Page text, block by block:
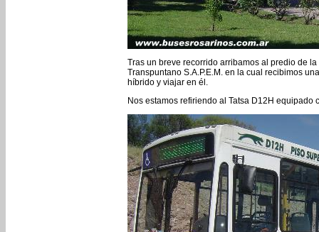
Tras un breve recorrido arribamos al predio de
Transpuntano S.A.P.E.M. en la cual recibimos
híbrido y viajar en él.
Nos estamos refiriendo al Tatsa D12H equipado